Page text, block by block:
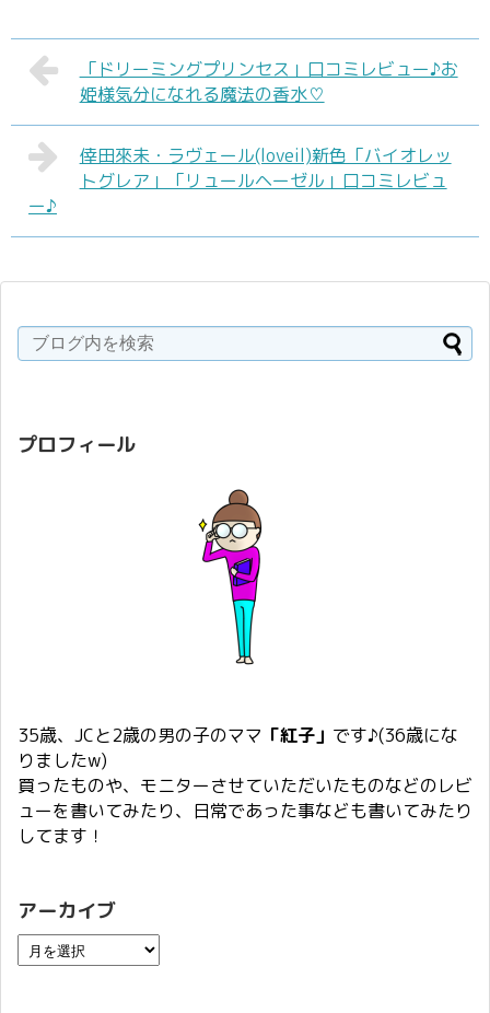
「ドリーミングプリンセス」口コミレビュー♪お
姫様気分になれる魔法の香水♡
倖田來未・ラヴェール(loveil)新色「バイオレッ
トグレア」「リュールヘーゼル」口コミレビュ
ー♪
プロフィール
35歳、JCと2歳の男の子のママ 「紅子」 です♪(36歳にな
りましたw)
買ったものや、モニターさせていただいたものなどのレビ
ューを書いてみたり、日常であった事なども書いてみたり
してます！
アーカイブ